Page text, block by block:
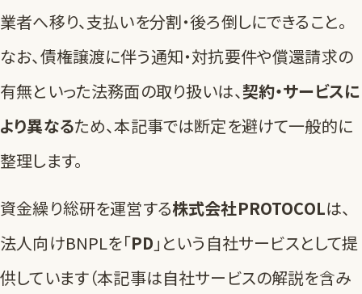
業者へ移り、支払いを分割・後ろ倒しにできること。
なお、債権譲渡に伴う通知・対抗要件や償還請求の
有無といった法務面の取り扱いは、契約・サービスに
より異なるため、本記事では断定を避けて一般的に
整理します。
資金繰り総研を運営する株式会社PROTOCOLは、
法人向けBNPLを「PD 」という自社サービスとして提
供しています（本記事は自社サービスの解説を含み